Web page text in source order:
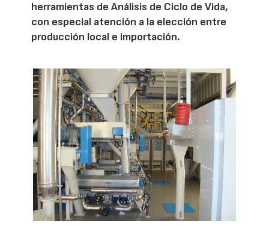
herramientas de Análisis de Ciclo de Vida,
con especial atención a la elección entre
producción local e importación.